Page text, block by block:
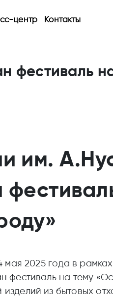
центр Контакты
фестиваль
им.
мая 2025 года в
фестиваль на тему
из бытовых